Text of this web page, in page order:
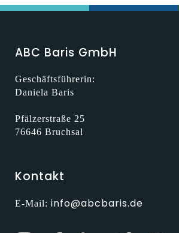
ABC Baris GmbH
Geschäftsführerin:
Daniela Baris
Pfälzerstraße 25
76646 Bruchsal
Kontakt
E-Mail: info@abcbaris.de